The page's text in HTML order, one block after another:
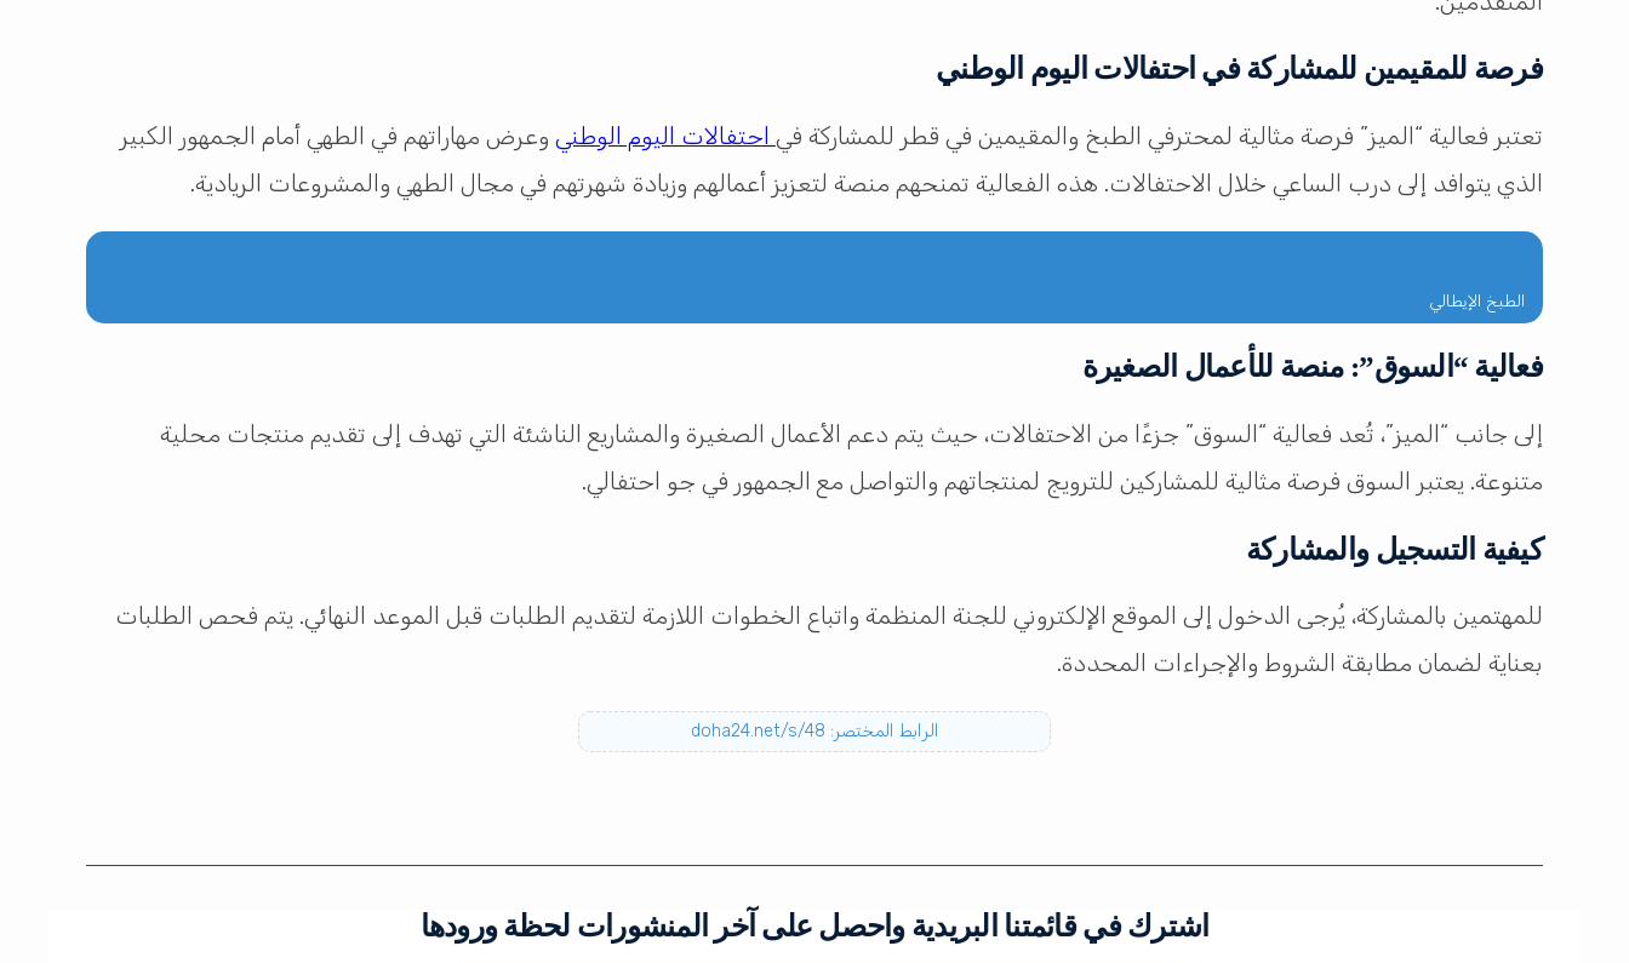
فرصة للمقيمين للمشاركة في احتفالات اليوم الوطني
تعتبر فعالية “الميز” فرصة مثالية لمحترفي الطبخ والمقيمين في قطر للمشاركة في احتفالات اليوم الوطني وعرض مهاراتهم في الطهي أمام الجمهور الكبير
الذي يتوافد إلى درب الساعي خلال الاحتفالات. هذه الفعالية تمنحهم منصة لتعزيز أعمالهم وزيادة شهرتهم في مجال الطهي والمشروعات الريادية.
الطبخ الإيطالي
فعالية “السوق”: منصة للأعمال الصغيرة
إلى جانب “الميز”، تُعد فعالية “السوق” جزءًا من الاحتفالات، حيث يتم دعم الأعمال الصغيرة والمشاريع الناشئة التي تهدف إلى تقديم منتجات محلية
متنوعة. يعتبر السوق فرصة مثالية للمشاركين للترويج لمنتجاتهم والتواصل مع الجمهور في جو احتفالي.
كيفية التسجيل والمشاركة
للمهتمين بالمشاركة، يُرجى الدخول إلى الموقع الإلكتروني للجنة المنظمة واتباع الخطوات اللازمة لتقديم الطلبات قبل الموعد النهائي. يتم فحص الطلبات
بعناية لضمان مطابقة الشروط والإجراءات المحددة.
الرابط المختصر: doha24.net/s/48
اشترك في قائمتنا البريدية واحصل على آخر المنشورات لحظة ورودها